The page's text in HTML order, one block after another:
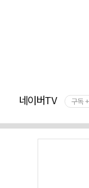
네이버TV 구독 +